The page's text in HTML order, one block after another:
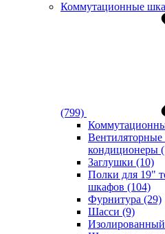
Коммутационные
(799)
Вентиляторные
кондиционеры
Заглушки (10)
Полки для 19"
шкафов (104)
Фурнитура (29)
Шасси (9)